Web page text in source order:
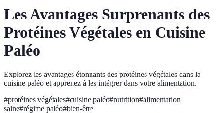
Les Avantages Surprenants des
Protéines Végétales en Cuisine
Paléo
Explorez les avantages étonnants des protéines végétales dans la
cuisine paléo et apprenez à les intégrer dans votre alimentation.
#protéines végétales#cuisine paléo#nutrition#alimentation
saine#régime paléo#bien-être